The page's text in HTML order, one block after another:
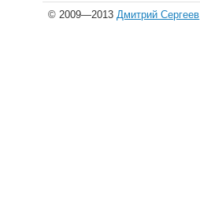
© 2009—2013 Дмитрий Сергеев